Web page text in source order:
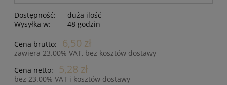
Dostępność:
duża ilość
Wysyłka w:
48 godzin
Cena brutto: 6,50 zł
zawiera 23.00% VAT, bez kosztów dostawy
Cena netto:
5,28 zł
bez 23.00% VAT i kosztów dostawy